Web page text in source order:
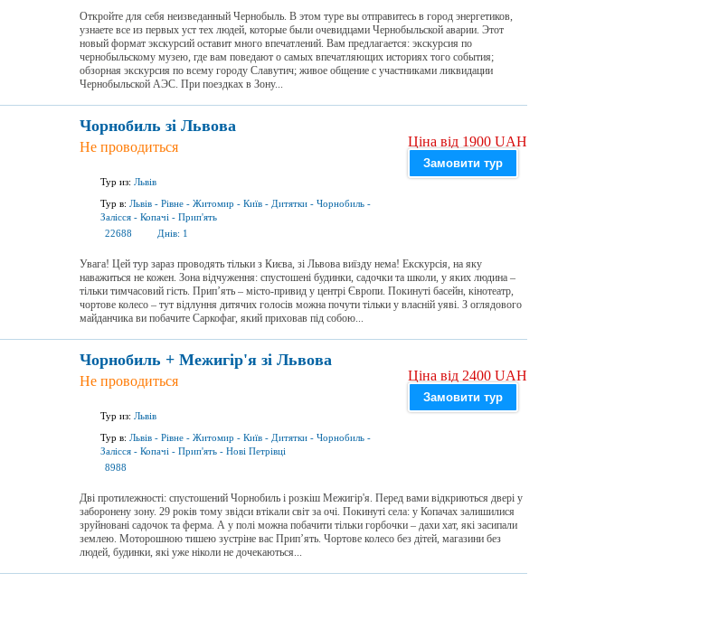
Откройте для себя неизведанный Чернобыль. В этом туре вы отправитесь в город энергетиков,
узнаете все из первых уст тех людей, которые были очевидцами Чернобыльской аварии. Этот
новый формат экскурсий оставит много впечатлений. Вам предлагается: экскурсия по
чернобыльскому музею, где вам поведают о самых впечатляющих историях того события;
обзорная экскурсия по всему городу Славутич; живое общение с участниками ликвидации
Чернобыльской АЭС. При поездках в Зону...
Чорнобиль зі Львова
Не проводиться
Тур из: Львів
Тур в: Львів - Рівне - Житомир - Київ - Дитятки - Чорнобиль -
Залісся - Копачі - Прип'ять
22688
Днів: 1
Ціна від 1900 UAH
Замовити тур
Увага! Цей тур зараз проводять тільки з Києва, зі Львова виїзду нема! Екскурсія, на яку
наважиться не кожен. Зона відчуження: спустошені будинки, садочки та школи, у яких людина –
тільки тимчасовий гість. Прип’ять – місто-привид у центрі Європи. Покинуті басейн, кінотеатр,
чортове колесо – тут відлуння дитячих голосів можна почути тільки у власній уяві. З оглядового
майданчика ви побачите Саркофаг, який приховав під собою...
Чорнобиль + Межигір'я зі Львова
Не проводиться
Тур из: Львів
Тур в: Львів - Рівне - Житомир - Київ - Дитятки - Чорнобиль -
Залісся - Копачі - Прип'ять - Нові Петрівці
8988
Ціна від 2400 UAH
Замовити тур
Дві протилежності: спустошений Чорнобиль і розкіш Межигір'я. Перед вами відкриються двері у
заборонену зону. 29 років тому звідси втікали світ за очі. Покинуті села: у Копачах залишилися
зруйновані садочок та ферма. А у полі можна побачити тільки горбочки – дахи хат, які засипали
землею. Моторошною тишею зустріне вас Прип’ять. Чортове колесо без дітей, магазини без
людей, будинки, які уже ніколи не дочекаються...